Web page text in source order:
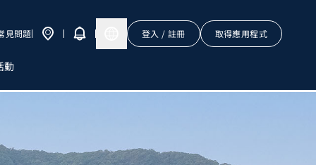
見問題 登入 / 註冊 取得應用程式
動